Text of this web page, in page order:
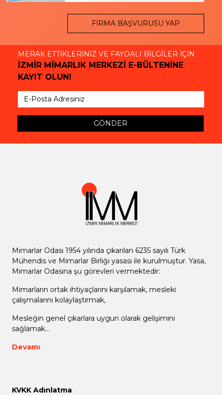
FİRMA BAŞVURUSU YAP
MERAK ETTİKLERİNİZ VE FAYDALI BİLGİLER İÇİN
İZMİR MİMARLIK MERKEZİ E-BÜLTENİNE
KAYIT OLUN!
GÖNDER
Mimarlar Odası 1954 yılında çıkarılan 6235 sayılı Türk
Mühendis ve Mimarlar Birliği yasası ile kurulmuştur. Yasa,
Mimarlar Odasına şu görevleri vermektedir:
Mimarların ortak ihtiyaçlarını karşılamak, mesleki
çalışmalarını kolaylaştırmak,
Mesleğin genel çıkarlara uygun olarak gelişimini
sağlamak...
Devamı
KVKK Adınlatma